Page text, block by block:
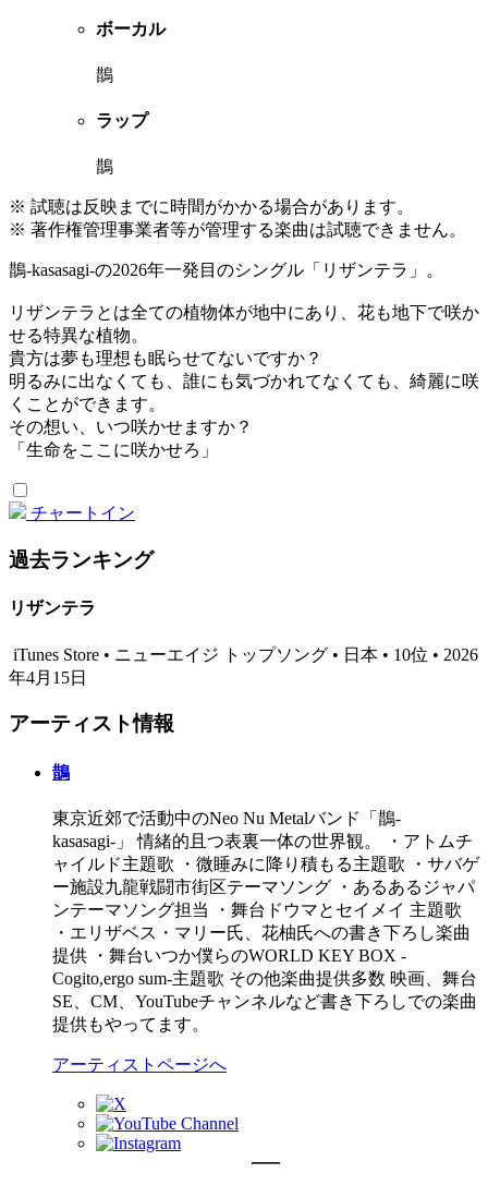
ボーカル
鵲
ラップ
鵲
※ 試聴は反映までに時間がかかる場合があります。
※ 著作権管理事業者等が管理する楽曲は試聴できません。
鵲-kasasagi-の2026年一発目のシングル「リザンテラ」。
リザンテラとは全ての植物体が地中にあり、花も地下で咲か
せる特異な植物。
貴方は夢も理想も眠らせてないですか？
明るみに出なくても、誰にも気づかれてなくても、綺麗に咲
くことができます。
その想い、いつ咲かせますか？
「生命をここに咲かせろ」
チャートイン
過去ランキング
リザンテラ
iTunes Store • ニューエイジ トップソング • 日本 • 10位 • 2026
年4月15日
アーティスト情報
鵲
東京近郊で活動中のNeo Nu Metalバンド「鵲-
kasasagi-」 情緒的且つ表裏一体の世界観。 ・アトムチ
ャイルド主題歌 ・微睡みに降り積もる主題歌 ・サバゲ
ー施設九龍戦闘市街区テーマソング ・あるあるジャパ
ンテーマソング担当 ・舞台ドウマとセイメイ 主題歌
・エリザベス・マリー氏、花柚氏への書き下ろし楽曲
提供 ・舞台いつか僕らのWORLD KEY BOX -
Cogito,ergo sum-主題歌 その他楽曲提供多数 映画、舞台
SE、CM、YouTubeチャンネルなど書き下ろしでの楽曲
提供もやってます。
アーティストページへ